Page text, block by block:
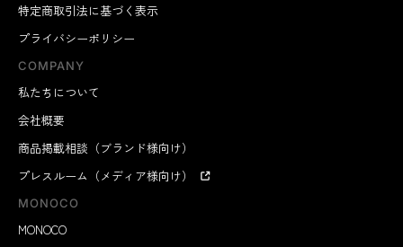
特定商取引法に基づく表示
プライバシーポリシー
COMPANY
私たちについて
会社概要
商品掲載相談（ブランド様向け）
プレスルーム（メディア様向け）
MONOCO
MONOCO